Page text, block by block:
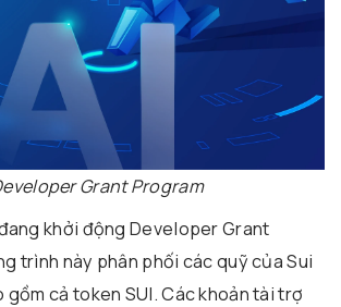
Grant Program
khởi động Developer Grant
trình này phân phối các quỹ của Sui
cả token SUI. Các khoản tài trợ